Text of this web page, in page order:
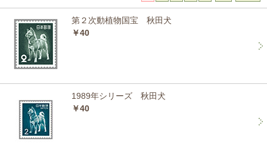
第２次動植物国宝 秋田犬
￥40
1989年シリーズ 秋田犬
￥40